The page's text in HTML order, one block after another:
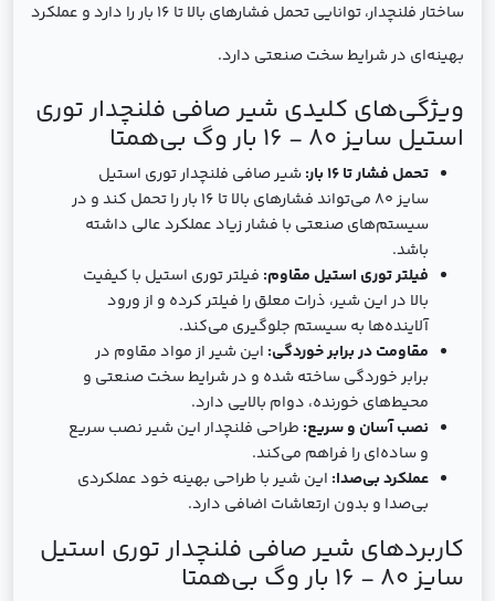
ساختار فلنچدار، توانایی تحمل فشارهای بالا تا 16 بار را دارد و عملکرد
بهینه‌ای در شرایط سخت صنعتی دارد.
ویژگی‌های کلیدی شیر صافی فلنچدار توری
استیل سایز 80 - 16 بار وگ بی‌همتا
تحمل فشار تا 16 بار:
شیر صافی فلنچدار توری استیل
سایز 80 می‌تواند فشارهای بالا تا 16 بار را تحمل کند و در
سیستم‌های صنعتی با فشار زیاد عملکرد عالی داشته
باشد.
فیلتر توری استیل مقاوم: فیلتر توری استیل با کیفیت
بالا در این شیر، ذرات معلق را فیلتر کرده و از ورود
آلاینده‌ها به سیستم جلوگیری می‌کند.
مقاومت در برابر خوردگی: این شیر از مواد مقاوم در
برابر خوردگی ساخته شده و در شرایط سخت صنعتی و
محیط‌های خورنده، دوام بالایی دارد.
نصب آسان و سریع: طراحی فلنچدار این شیر نصب سریع
و ساده‌ای را فراهم می‌کند.
عملکرد بی‌صدا: این شیر با طراحی بهینه خود عملکردی
بی‌صدا و بدون ارتعاشات اضافی دارد.
کاربردهای شیر صافی فلنچدار توری استیل
سایز 80 - 16 بار وگ بی‌همتا